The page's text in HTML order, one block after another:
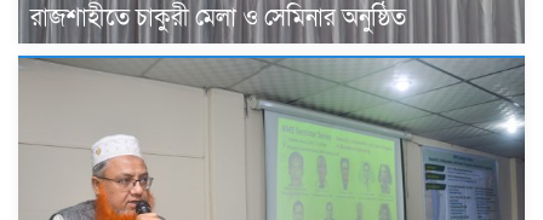
রাজশাহীতে চাকুরী মেলা ও সেমিনার অনুষ্ঠিত